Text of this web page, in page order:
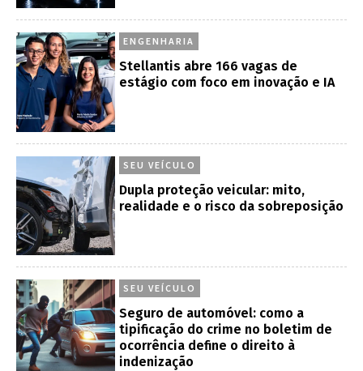
ENGENHARIA
Stellantis abre 166 vagas de
estágio com foco em inovação e IA
SEU VEÍCULO
Dupla proteção veicular: mito,
realidade e o risco da sobreposição
SEU VEÍCULO
Seguro de automóvel: como a
tipificação do crime no boletim de
ocorrência define o direito à
indenização